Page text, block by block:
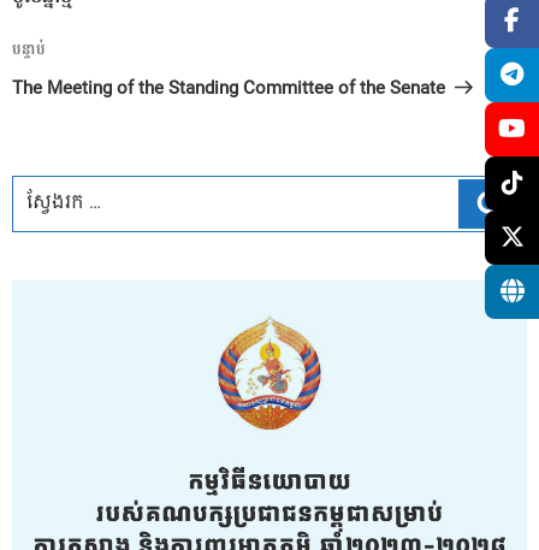
អត្ថបទ
បន្ទាប់
បន្ទាប់
The Meeting of the Standing Committee of the Senate
ស្វែ